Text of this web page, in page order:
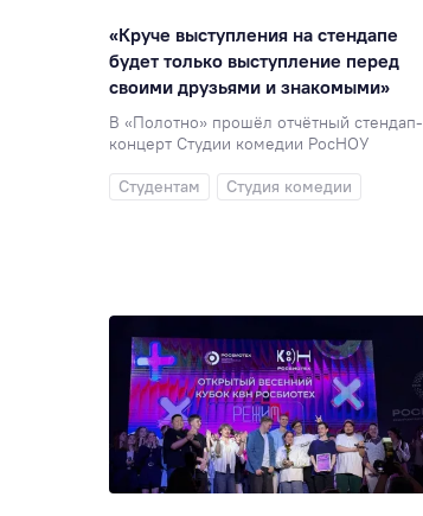
«Круче выступления на стендапе
будет только выступление перед
своими друзьями и знакомыми»
В «Полотно» прошёл отчётный стендап-
концерт Студии комедии РосНОУ
Студентам
Студия комедии